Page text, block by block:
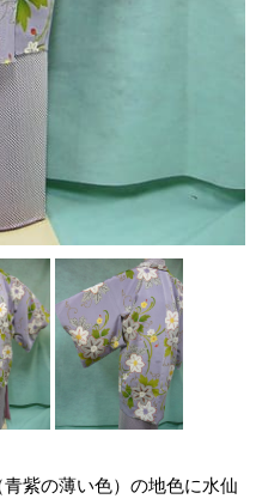
紫の薄い色）の地色に水仙